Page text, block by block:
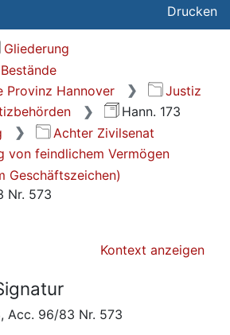
Drucken
Gliederung
Provinz Hannover
Justiz
Hann. 173
Achter Zivilsenat
von feindlichem Vermögen
Geschäftszeichen)
Nr. 573
Kontext anzeigen
Acc. 96/83 Nr. 573